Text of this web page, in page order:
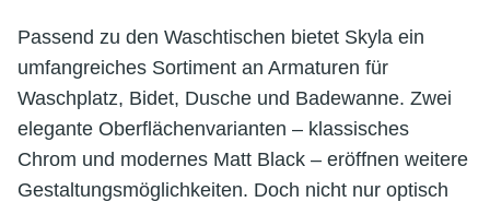
Passend zu den Waschtischen bietet Skyla ein
umfangreiches Sortiment an Armaturen für
Waschplatz, Bidet, Dusche und Badewanne. Zwei
elegante Oberflächenvarianten – klassisches
Chrom und modernes Matt Black – eröffnen weitere
Gestaltungsmöglichkeiten. Doch nicht nur optisch